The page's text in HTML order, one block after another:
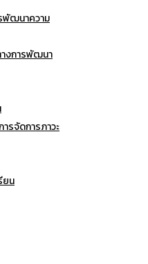
พัฒนาความ
างการพัฒนา
รจัดการภาวะ
ยน